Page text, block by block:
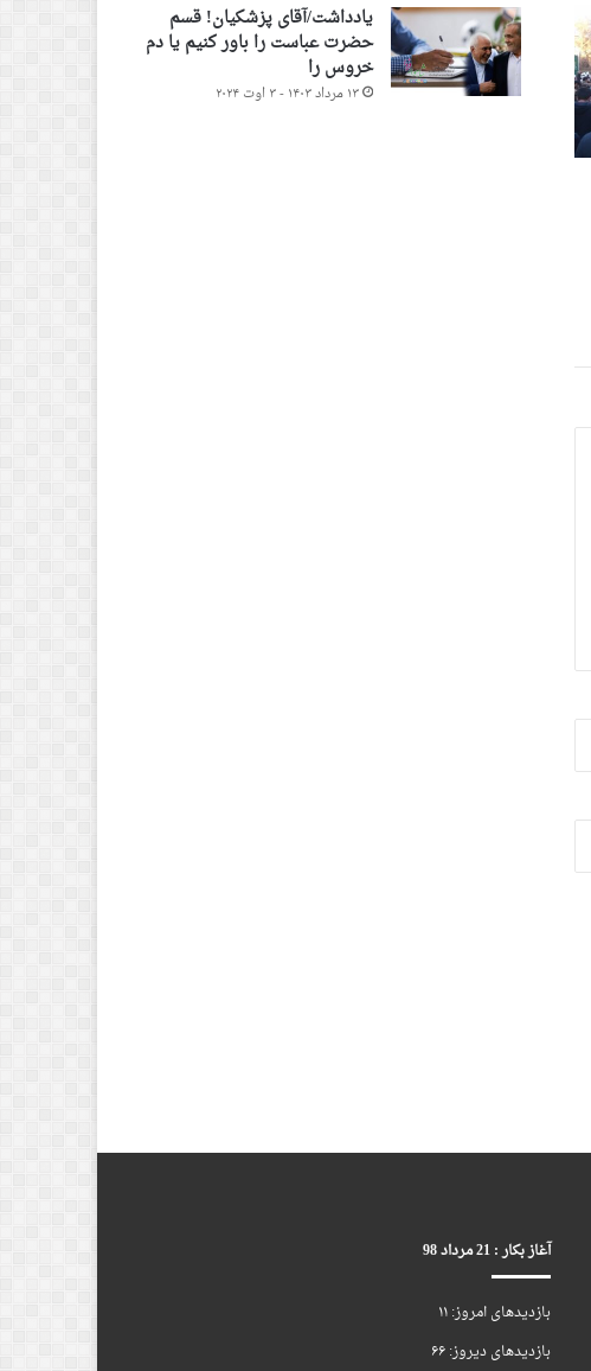
یادداشت/آقای پزشکیان! قسم
حضرت عباست را باور کنیم یا دم
خروس را
۱۳ مرداد ۱۴۰۳ - ۳ اوت ۲۰۲۴
آغاز بکار : 21 مرداد 98
بازدیدهای امروز:۱۱
بازدیدهای دیروز:۶۶